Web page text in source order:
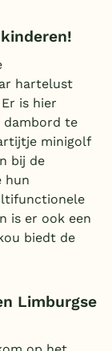
hartelust
is hier
dambord te
minigolf
bij de
hun
is er ook een
biedt de
Limburgse